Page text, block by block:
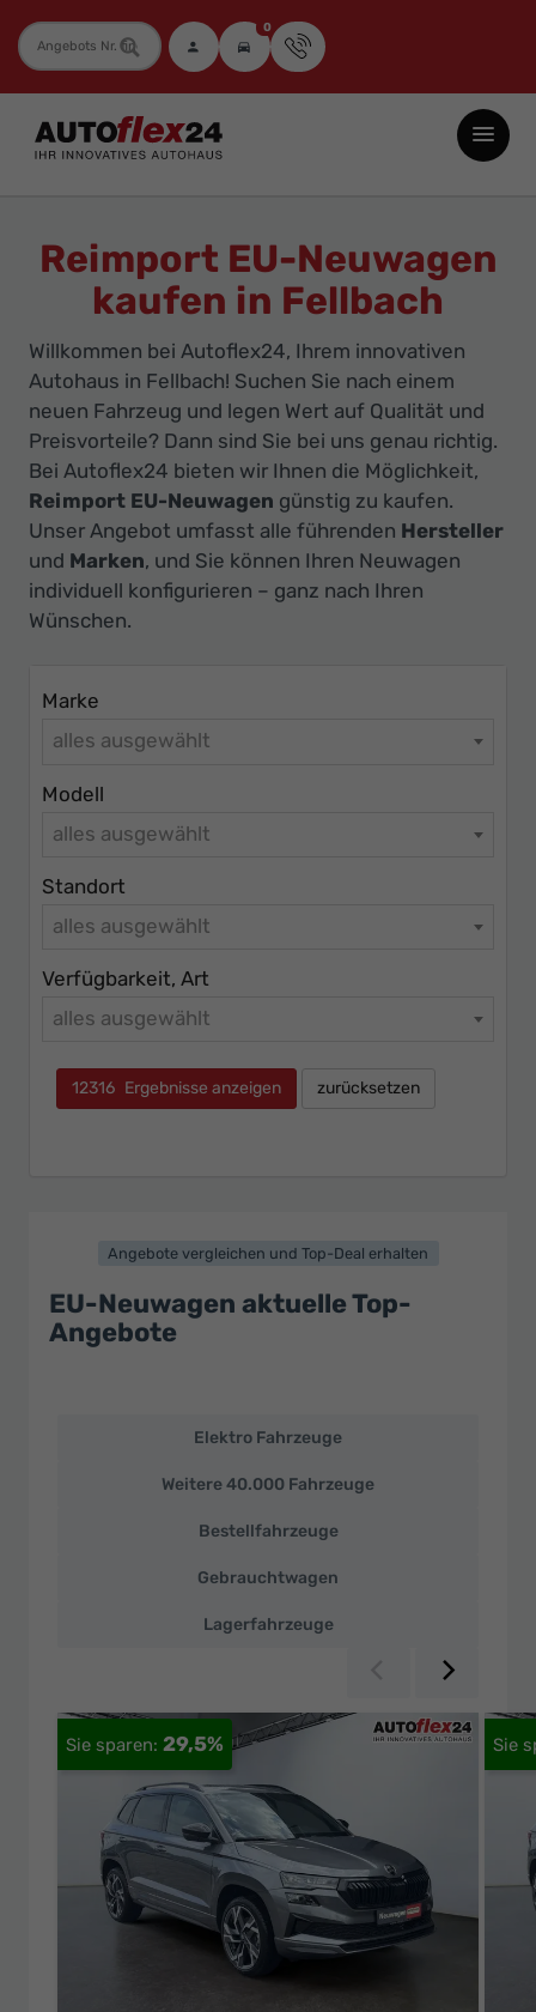
Fahrzeugnummer 0
Autoflex24
GmbH
Neuwagen
Jahreswagen
Gebrauchtwagen
zu
Top-
Preisen
-
Ihr
Innovatives
Autohaus
Reimport EU-Neuwagen
kaufen in Fellbach
Willkommen bei Autoflex24, Ihrem innovativen
Autohaus in Fellbach! Suchen Sie nach einem
neuen Fahrzeug und legen Wert auf Qualität und
Preisvorteile? Dann sind Sie bei uns genau richtig.
Bei Autoflex24 bieten wir Ihnen die Möglichkeit,
Reimport EU-Neuwagen günstig zu kaufen.
Unser Angebot umfasst alle führenden Hersteller
und Marken, und Sie können Ihren Neuwagen
individuell konfigurieren – ganz nach Ihren
Wünschen.
Marke
alles ausgewählt
Modell
alles ausgewählt
Standort
alles ausgewählt
Verfügbarkeit, Art
alles ausgewählt
12316 Ergebnisse anzeigen zurücksetzen
Angebote vergleichen und Top-Deal erhalten
EU-Neuwagen aktuelle Top-
Angebote
Neuwagen
Elektro Fahrzeuge
Weitere 40.000 Fahrzeuge
Bestellfahrzeuge
Gebrauchtwagen
Lagerfahrzeuge
Zurück
29,5%